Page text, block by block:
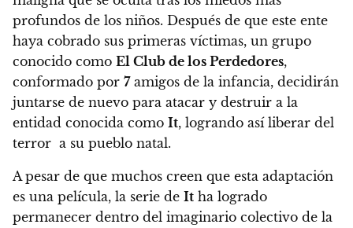
profundos de los niños. Después de que este ente
haya cobrado sus primeras víctimas, un grupo
conocido como El Club de los Perdedores,
conformado por 7amigos de la infancia, decidirán
juntarse de nuevo para atacar y destruir a la
entidad conocida como It, logrando así liberar del
terror a su pueblo natal.
A pesar de que muchos creen que esta adaptación
es una película, la serie de It ha logrado
permanecer dentro del imaginario colectivo de la